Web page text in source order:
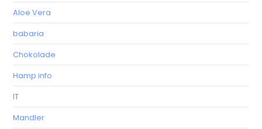
Aloe Vera
babaria
Chokolade
Hamp info
IT
Mandler